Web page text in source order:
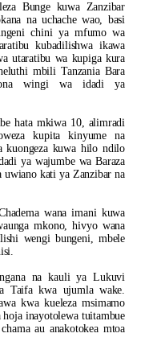
Bunge kuwa Zanzibar
na uchache wao, basi
chini ya mfumo wa
kubadilishwa ikawa
utaratibu wa kupiga kura
mbili Tanzania Bara
wingi wa idadi ya
hata mkiwa 10, alimradi
kupita kinyume na
kuongeza kuwa hilo ndilo
ya wajumbe wa Baraza
uwiano kati ya Zanzibar na
wana imani kuwa
mkono, hivyo wana
wengi bungeni, mbele
na kauli ya Lukuvi
Taifa kwa ujumla wake.
kwa kueleza msimamo
hoja inayotolewa tuitambue
au anakotokea mtoa